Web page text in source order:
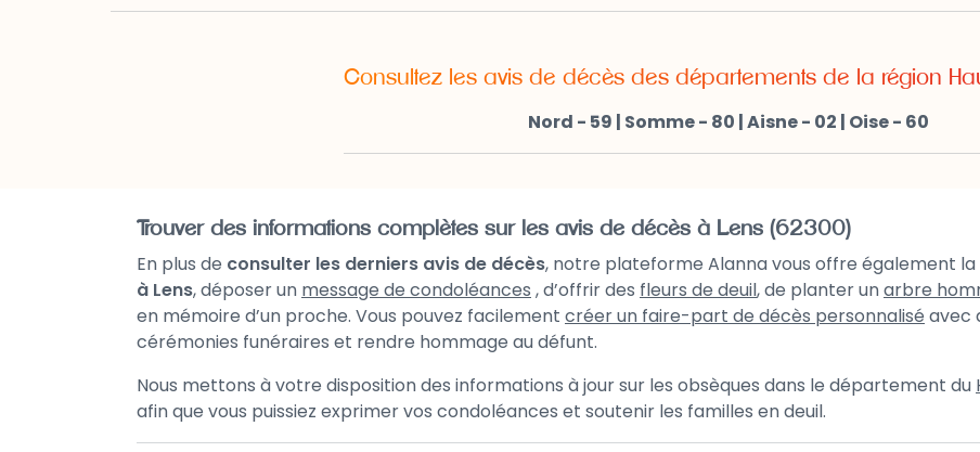
Consultez les avis de décès des départements de la région
Nord - 59 | Somme - 80 |Aisne - 02 | Oise - 60
Trouver des informations complètes sur les avis de décès à Lens (62300)
En plus de consulter les derniers avis de décès, notre plateforme Alanna vous offre également la
à Lens, déposer un message de condoléances , d’offrir des fleurs de deuil, de planter unarbre
en mémoire d’un proche. Vous pouvez facilement créer un faire-part de décès personnalisé avec
cérémonies funéraires et rendre hommage au défunt.
Nous mettons à votre disposition des informations à jour sur les obsèques dans le département du
afin que vous puissiez exprimer vos condoléances et soutenir les familles en deuil.